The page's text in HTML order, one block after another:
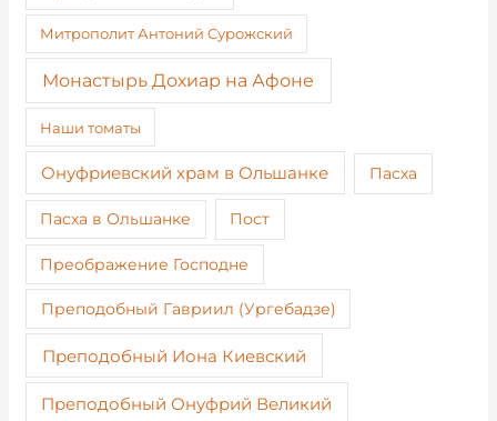
Митрополит Антоний Сурожский
Монастырь Дохиар на Афоне
Наши томаты
Онуфриевский храм в Ольшанке Пасха
Пасха в Ольшанке Пост
Преображение Господне
Преподобный Гавриил (Ургебадзе)
Преподобный Иона Киевский
Преподобный Онуфрий Великий